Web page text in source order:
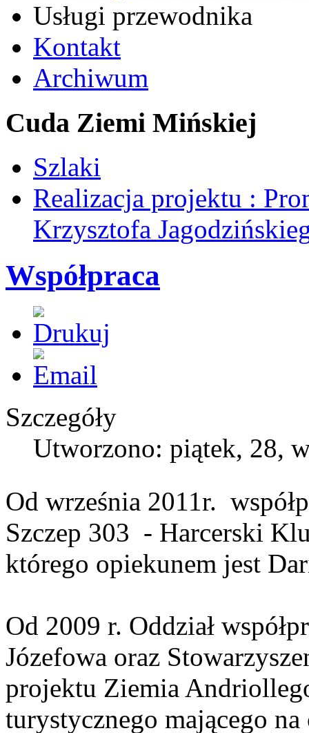
Usługi przewodnika
Kontakt
Archiwum
Cuda Ziemi Mińskiej
Szlaki
Realizacja projektu :
Krzysztofa
Współpraca
Szczegóły
Utworzono: piątek, 28,
Od września 2011r.
Szczep 303 - Harcerski
którego opiekunem jest
Od 2009 r. Oddział
Józefowa oraz
projektu Ziemia
turystycznego mającego